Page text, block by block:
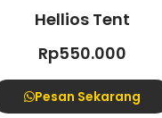
Hellios Tent
Rp550.000
Pesan Sekarang